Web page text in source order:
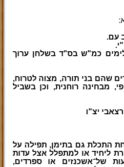
עם.
כמ"ש בס"ד בשלחן ערוך
שהם בני תורה, מצוה לטרוח,
מבחינה רוחנית, וכן בשביל
יצ"ו
התכלת גם בתימן, תפילה על
ליחיד או למתפלל אצל עדות
של־אשכנזים או ספרדים,